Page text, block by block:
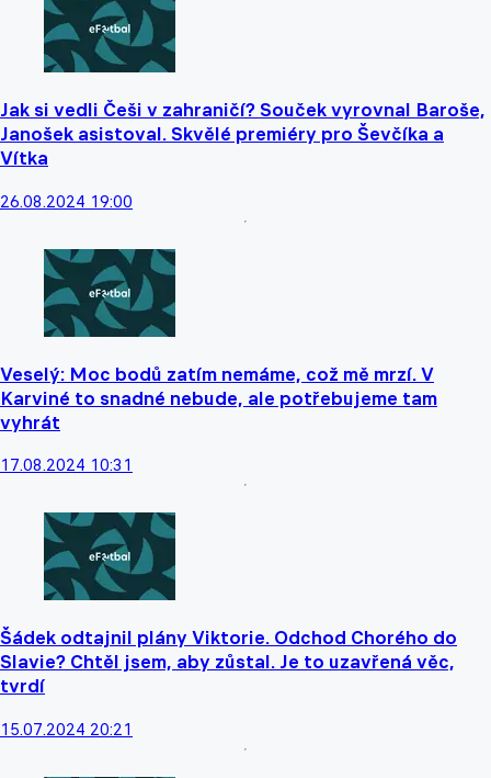
Jak si vedli Češi v zahraničí? Souček vyrovnal Baroše,
Janošek asistoval. Skvělé premiéry pro Ševčíka a
Vítka
26.08.2024 19:00
Veselý: Moc bodů zatím nemáme, což mě mrzí. V
Karviné to snadné nebude, ale potřebujeme tam
vyhrát
17.08.2024 10:31
Šádek odtajnil plány Viktorie. Odchod Chorého do
Slavie? Chtěl jsem, aby zůstal. Je to uzavřená věc,
tvrdí
15.07.2024 20:21